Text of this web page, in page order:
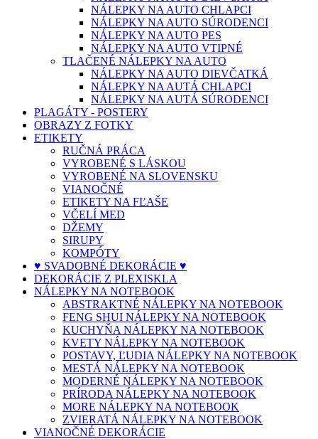
NÁLEPKY NA AUTO CHLAPCI
NÁLEPKY NA AUTO SÚRODENCI
NÁLEPKY NA AUTO PES
NÁLEPKY NA AUTO VTIPNÉ
TLAČENÉ NÁLEPKY NA AUTO
NÁLEPKY NA AUTO DIEVČATKÁ
NÁLEPKY NA AUTÁ CHLAPCI
NÁLEPKY NA AUTÁ SÚRODENCI
PLAGÁTY - POSTERY
OBRAZY Z FOTKY
ETIKETY
RUČNÁ PRÁCA
VYROBENÉ S LÁSKOU
VYROBENÉ NA SLOVENSKU
VIANOČNÉ
ETIKETY NA FĽAŠE
VČELÍ MED
DŽEMY
SIRUPY
KOMPÓTY
♥ SVADOBNÉ DEKORÁCIE ♥
DEKORÁCIE Z PLEXISKLA
NÁLEPKY NA NOTEBOOK
ABSTRAKTNÉ NÁLEPKY NA NOTEBOOK
FENG SHUI NÁLEPKY NA NOTEBOOK
KUCHYŇA NÁLEPKY NA NOTEBOOK
KVETY NÁLEPKY NA NOTEBOOK
POSTAVY, ĽUDIA NÁLEPKY NA NOTEBOOK
MESTÁ NÁLEPKY NA NOTEBOOK
MODERNÉ NÁLEPKY NA NOTEBOOK
PRÍRODA NÁLEPKY NA NOTEBOOK
MORE NÁLEPKY NA NOTEBOOK
ZVIERATÁ NÁLEPKY NA NOTEBOOK
VIANOČNÉ DEKORÁCIE